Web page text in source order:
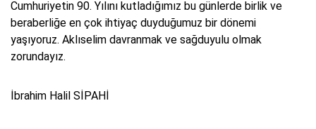
Cumhuriyetin 90. Yılını kutladığımız bu günlerde birlik ve
beraberliğe en çok ihtiyaç duyduğumuz bir dönemi
yaşıyoruz. Aklıselim davranmak ve sağduyulu olmak
zorundayız.
İbrahim Halil SİPAHİ